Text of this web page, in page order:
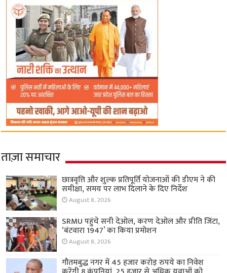
ताज़ा समाचार
छात्रवृत्ति और शुल्क प्रतिपूर्ति योजनाओं की डीएम ने की
समीक्षा, समय पर लाभ दिलाने के दिए निर्देश
August 8, 2026
SRMU पहुंचे सनी देओल, करण देओल और प्रीति जिंटा,
‘बंटवारा 1947’ का किया प्रमोशन
August 8, 2026
गौतमबुद्ध नगर में 45 हजार करोड़ रुपये का निवेश